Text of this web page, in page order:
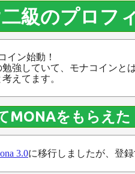
級のプロフ
イン始動！
強していて、モナコインと
えてます。
MONAをもらえた
3.0に移行しましたが、登